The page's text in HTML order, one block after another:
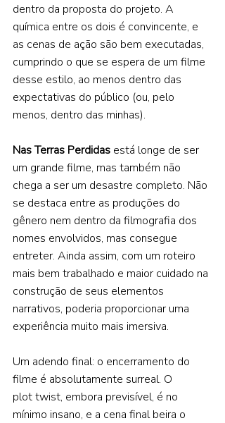
dentro da proposta do projeto. A
química entre os dois é convincente, e
as cenas de ação são bem executadas,
cumprindo o que se espera de um filme
desse estilo, ao menos dentro das
expectativas do público (ou, pelo
menos, dentro das minhas).
Nas Terras Perdidas está longe de ser
um grande filme, mas também não
chega a ser um desastre completo. Não
se destaca entre as produções do
gênero nem dentro da filmografia dos
nomes envolvidos, mas consegue
entreter. Ainda assim, com um roteiro
mais bem trabalhado e maior cuidado na
construção de seus elementos
narrativos, poderia proporcionar uma
experiência muito mais imersiva.
Um adendo final: o encerramento do
filme é absolutamente surreal. O
plot twist, embora previsível, é no
mínimo insano, e a cena final beira o